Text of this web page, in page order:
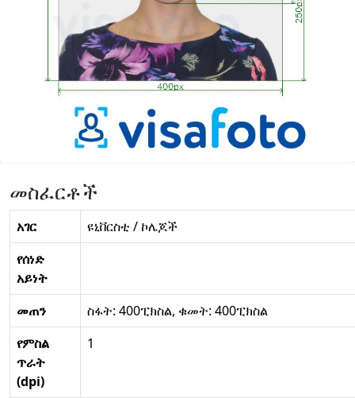
መስፈርቶች
አገር
ዩኒቨርስቲ / ኮሌጆች
የሰነድ
አይነት
መጠን
ስፋት: 400ፒክስል, ቁመት: 400ፒክስል
የምስል
ጥራት
(dpi)
1